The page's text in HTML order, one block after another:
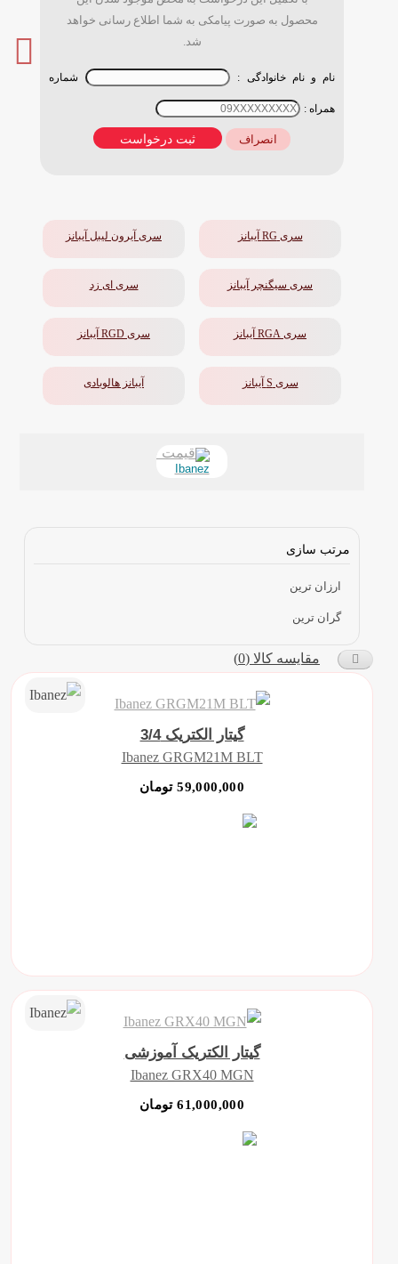
محصول به صورت پیامکی به شما اطلاع رسانی خواهد
شد.
نام و نام خانوادگی : شماره
همراه :
انصراف ثبت درخواست
سری RG آیبانز سری آیرون لیبل آیبانز
سری سیگنچر آیبانز سری ای زد
سری RGA آیبانز سری RGD آیبانز
سری S آیبانز آیبانز هالوبادی
Ibanez
مرتب سازی
ارزان ترین
گران ترین
مقایسه کالا (0)
گیتار الکتریک 3/4
Ibanez GRGM21M BLT
59,000,000 تومان
گیتار الکتریک آموزشی
Ibanez GRX40 MGN
61,000,000 تومان